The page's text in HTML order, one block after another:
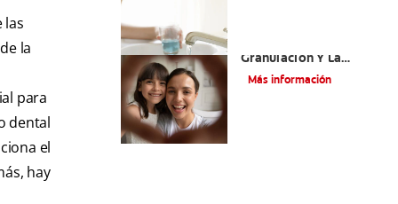
las
la
para
dental
el
hay
Granulación Y La
Cicatrización De
Más información